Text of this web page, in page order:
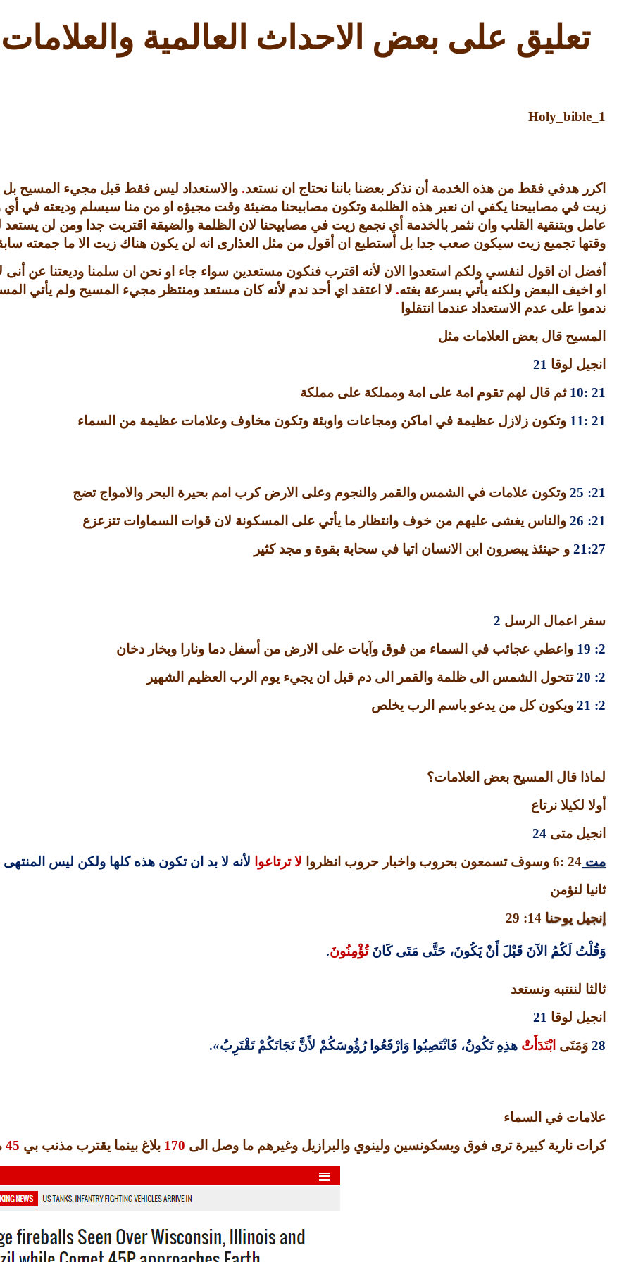
تعليق على بعض الاحداث العالمية
Holy_bible_1
اكرر هدفي فقط من هذه الخدمة أن نذكر بعضنا باننا نحتاج ان نستعد. والاستعداد ليس فقط قبل مجيء المسيح بل
زيت في مصابيحنا يكفي ان نعبر هذه الظلمة وتكون مصابيحنا مضيئة وقت مجيؤه او من منا سيسلم وديعته في
عامل وبتنقية القلب وان نثمر بالخدمة أي نجمع زيت في مصابيحنا لان الظلمة والضيقة اقتربت جدا ومن لن
وقتها تجميع زيت سيكون صعب جدا بل أستطيع ان أقول من مثل العذارى انه لن يكون هناك زيت الا ما جمعته
أفضل ان اقول لنفسي ولكم استعدوا الان لأنه اقترب فنكون مستعدين سواء جاء او نحن ان سلمنا وديعتنا عن أنى
او اخيف البعض ولكنه يأتي بسرعة بغته. لا اعتقد اي أحد ندم لأنه كان مستعد ومنتظر مجيء المسيح ولم يأتي
ندموا على عدم الاستعداد عندما انتقلوا
المسيح قال بعض العلامات مثل
انجيل لوقا 21
21 :10
ثم قال لهم تقوم امة على امة ومملكة على مملكة
21 :11
وتكون زلازل عظيمة في اماكن ومجاعات واوبئة وتكون مخاوف وعلامات عظيمة من السماء
21: 25
وتكون علامات في الشمس والقمر والنجوم وعلى الارض كرب امم بحيرة البحر والامواج تضج
21: 26
والناس يغشى عليهم من خوف وانتظار ما يأتي على المسكونة لان قوات السماوات تتزعزع
21:27 و حينئذ يبصرون ابن الانسان اتيا في سحابة بقوة و مجد كثير
سفر اعمال الرسل 2
2: 19
واعطي عجائب في السماء من فوق وآيات على الارض من أسفل دما ونارا وبخار دخان
2: 20
تتحول الشمس الى ظلمة والقمر الى دم قبل ان يجيء يوم الرب العظيم الشهير
2: 21
ويكون كل من يدعو باسم الرب يخلص
لماذا قال المسيح بعض العلامات؟
أولا لكيلا نرتاع
انجيل متى 24
مت 24 :6 وسوف تسمعون بحروب واخبار حروب انظروا لا ترتاعوا لأنه لا بد ان تكون هذه كلها ولكن ليس المنتهى
ثانيا لنؤمن
إنجيل يوحنا 14: 29
وَقُلْتُ لَكُمُ الآنَ قَبْلَ أَنْ يَكُونَ، حَتَّى مَتَى كَانَتُؤْمِنُونَ.
ثالثا لننتبه ونستعد
انجيل لوقا 21
28 وَمَتَى ابْتَدَأَتْ هذِهِ تَكُونُ، فَانْتَصِبُوا وَارْفَعُوا رُؤُوسَكُمْ لأَنَّ نَجَاتَكُمْ تَقْتَرِبُ».
علامات في السماء
كرات نارية كبيرة ترى فوق ويسكونسين ولينوي والبرازيل وغيرهم ما وصل الى 170 بلاغ بينما يقترب مذنب بي 45